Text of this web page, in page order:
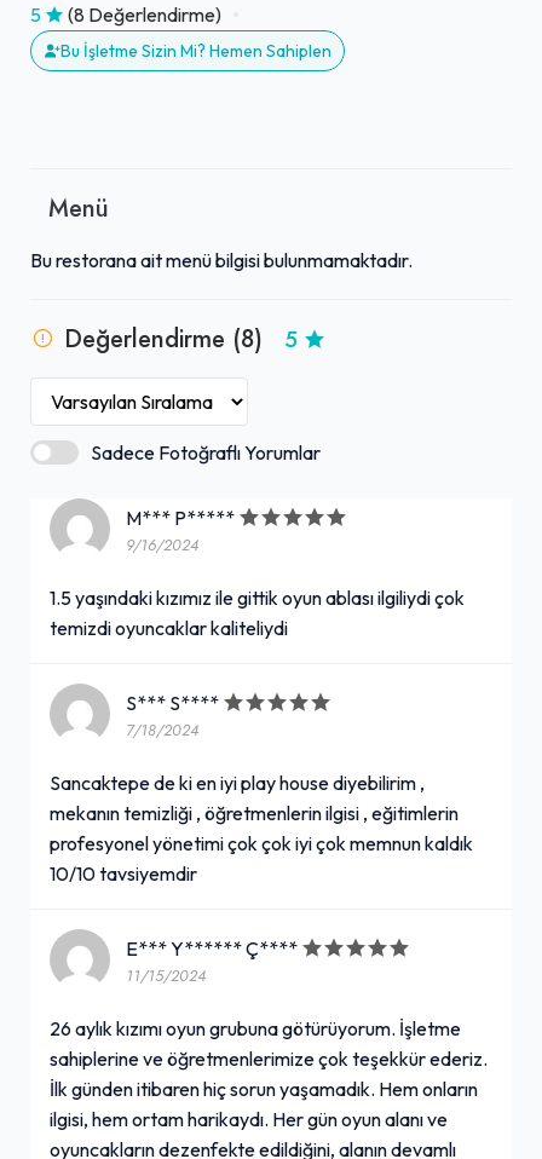
5 (8 Değerlendirme)
Bu İşletme Sizin Mi? Hemen Sahiplen
Menü
Bu restorana ait menü bilgisi bulunmamaktadır.
Değerlendirme (8) 5
Sadece Fotoğraflı Yorumlar
M*** P*****
9/16/2024
1.5 yaşındaki kızımız ile gittik oyun ablası ilgiliydi çok
temizdi oyuncaklar kaliteliydi
S*** S****
7/18/2024
Sancaktepe de ki en iyi play house diyebilirim ,
mekanın temizliği , öğretmenlerin ilgisi , eğitimlerin
profesyonel yönetimi çok çok iyi çok memnun kaldık
10/10 tavsiyemdir
E*** Y****** Ç****
11/15/2024
26 aylık kızımı oyun grubuna götürüyorum. İşletme
sahiplerine ve öğretmenlerimize çok teşekkür ederiz.
İlk günden itibaren hiç sorun yaşamadık. Hem onların
ilgisi, hem ortam harikaydı. Her gün oyun alanı ve
oyuncakların dezenfekte edildiğini, alanın devamlı